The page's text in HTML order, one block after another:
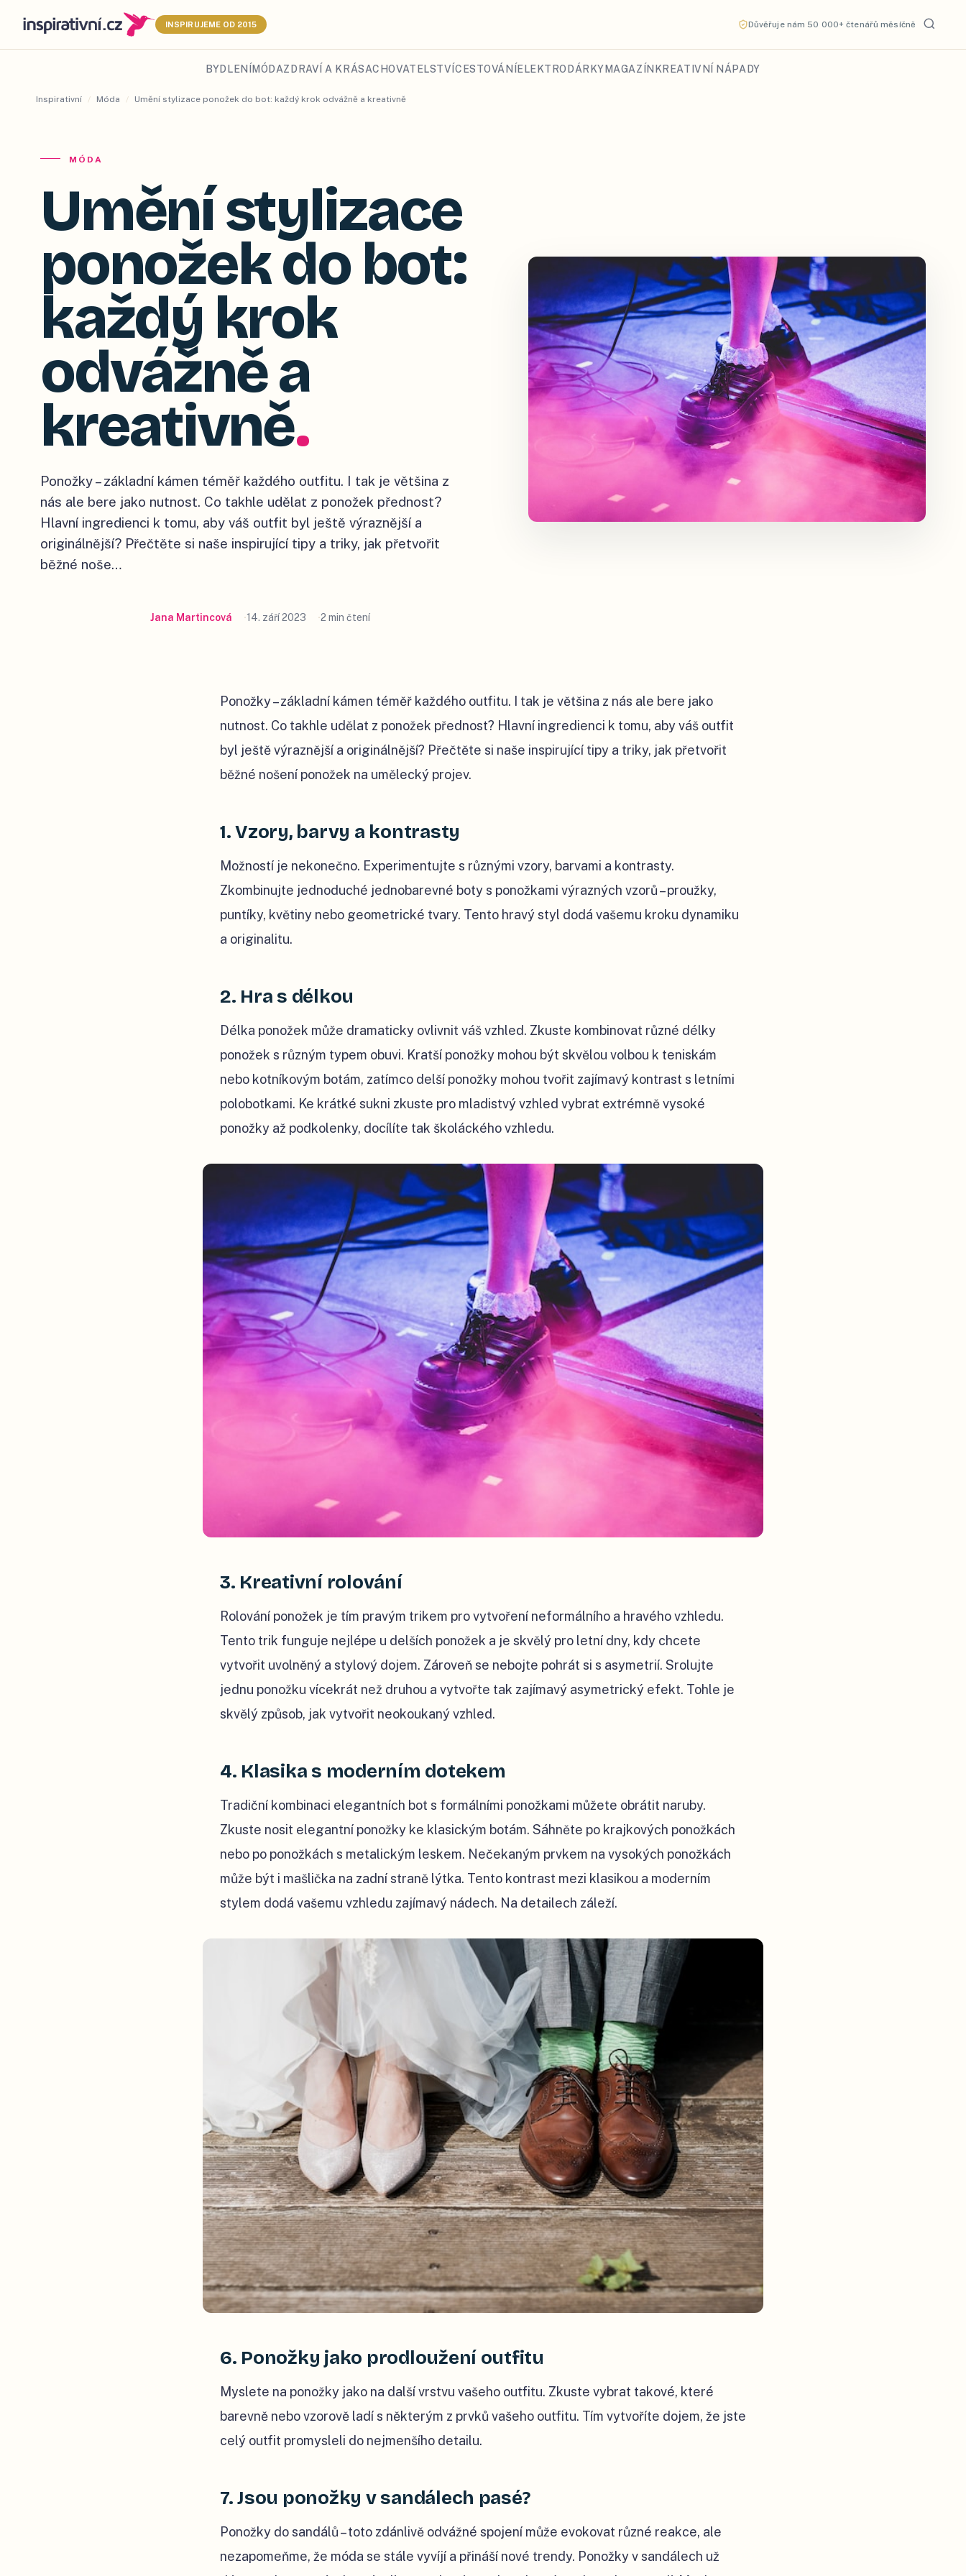
INSPIRUJEME OD 2015 Důvěřuje nám 50 000+ čtenářů měsíčně
BYDLENÍ MÓDAZDRAVÍ A KRÁSACHOVATELSTVÍCESTOVÁNÍ ELEKTRO DÁRKY MAGAZÍN KREATIVNÍ NÁPADY
Inspirativní / Móda / Umění stylizace ponožek do bot: každý krok odvážně a kreativně
MÓDA
Umění stylizace
ponožek do bot:
každý krok
odvážně a
kreativně.
Ponožky –⁠ základní kámen téměř každého outfitu. I tak je většina z
nás ale bere jako nutnost. Co takhle udělat z ponožek přednost?
Hlavní ingredienci k tomu, aby váš outfit byl ještě výraznější a
originálnější? Přečtěte si naše inspirující tipy a triky, jak přetvořit
běžné noše…
Jana Martincová 14. září 2023 2 min čtení
Ponožky –⁠ základní kámen téměř každého outfitu. I tak je většina z nás ale bere jako
nutnost. Co takhle udělat z ponožek přednost? Hlavní ingredienci k tomu, aby váš outfit
byl ještě výraznější a originálnější? Přečtěte si naše inspirující tipy a triky, jak přetvořit
běžné nošení ponožek na umělecký projev.
1. Vzory, barvy a kontrasty
Možností je nekonečno. Experimentujte s různými vzory, barvami a kontrasty.
Zkombinujte jednoduché jednobarevné boty s ponožkami výrazných vzorů – proužky,
puntíky, květiny nebo geometrické tvary. Tento hravý styl dodá vašemu kroku dynamiku
a originalitu.
2. Hra s délkou
Délka ponožek může dramaticky ovlivnit váš vzhled. Zkuste kombinovat různé délky
ponožek s různým typem obuvi. Kratší ponožky mohou být skvělou volbou k teniskám
nebo kotníkovým botám, zatímco delší ponožky mohou tvořit zajímavý kontrast s letními
polobotkami. Ke krátké sukni zkuste pro mladistvý vzhled vybrat extrémně vysoké
ponožky až podkolenky, docílíte tak školáckého vzhledu.
3. Kreativní rolování
Rolování ponožek je tím pravým trikem pro vytvoření neformálního a hravého vzhledu.
Tento trik funguje nejlépe u delších ponožek a je skvělý pro letní dny, kdy chcete
vytvořit uvolněný a stylový dojem. Zároveň se nebojte pohrát si s asymetrií. Srolujte
jednu ponožku vícekrát než druhou a vytvořte tak zajímavý asymetrický efekt. Tohle je
skvělý způsob, jak vytvořit neokoukaný vzhled.
4. Klasika s moderním dotekem
Tradiční kombinaci elegantních bot s formálními ponožkami můžete obrátit naruby.
Zkuste nosit elegantní ponožky ke klasickým botám. Sáhněte po krajkových ponožkách
nebo po ponožkách s metalickým leskem. Nečekaným prvkem na vysokých ponožkách
může být i mašlička na zadní straně lýtka. Tento kontrast mezi klasikou a moderním
stylem dodá vašemu vzhledu zajímavý nádech. Na detailech záleží.
6. Ponožky jako prodloužení outfitu
Myslete na ponožky jako na další vrstvu vašeho outfitu. Zkuste vybrat takové, které
barevně nebo vzorově ladí s některým z prvků vašeho outfitu. Tím vytvoříte dojem, že jste
celý outfit promysleli do nejmenšího detailu.
7. Jsou ponožky v sandálech pasé?
Ponožky do sandálů – toto zdánlivě odvážné spojení může evokovat různé reakce, ale
nezapomeňme, že móda se stále vyvíjí a přináší nové trendy. Ponožky v sandálech už